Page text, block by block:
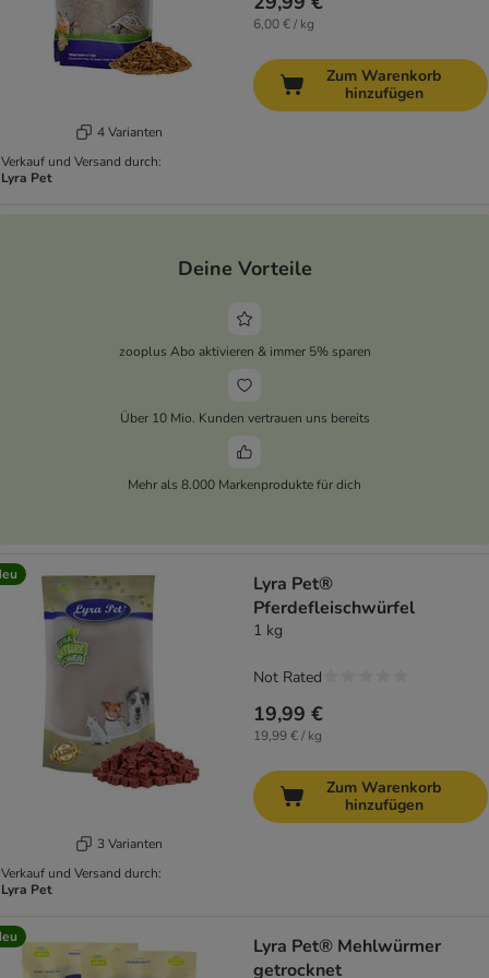
4 Varianten
Verkauf und Versand durch:
Lyra Pet
6,00 € / kg
Zum Warenkorb
hinzufügen
Deine Vorteile
zooplus Abo aktivieren & immer 5% sparen
Über 10 Mio. Kunden vertrauen uns bereits
Mehr als 8.000 Markenprodukte für dich
3 Varianten
Verkauf und Versand durch:
Lyra Pet
Lyra Pet®
Pferdefleischwürfel
1 kg
19,99 €
19,99 € / kg
Not Rated
Zum Warenkorb
hinzufügen
Lyra Pet® Mehlwürmer
getrocknet